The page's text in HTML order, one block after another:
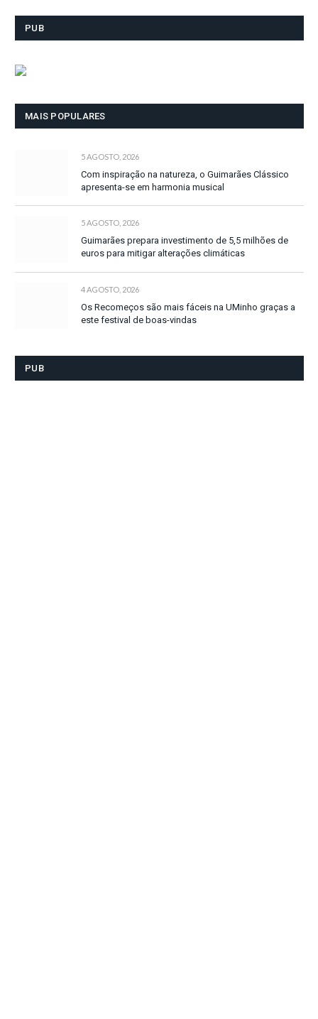
PUB
MAIS POPULARES
5 AGOSTO, 2026
Com inspiração na natureza, o Guimarães Clássico
apresenta-se em harmonia musical
5 AGOSTO, 2026
Guimarães prepara investimento de 5,5 milhões de
euros para mitigar alterações climáticas
4 AGOSTO, 2026
Os Recomeços são mais fáceis na UMinho graças a
este festival de boas-vindas
PUB